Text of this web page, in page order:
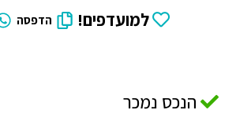
למועדפים! הדפסה
הנכס נמכר